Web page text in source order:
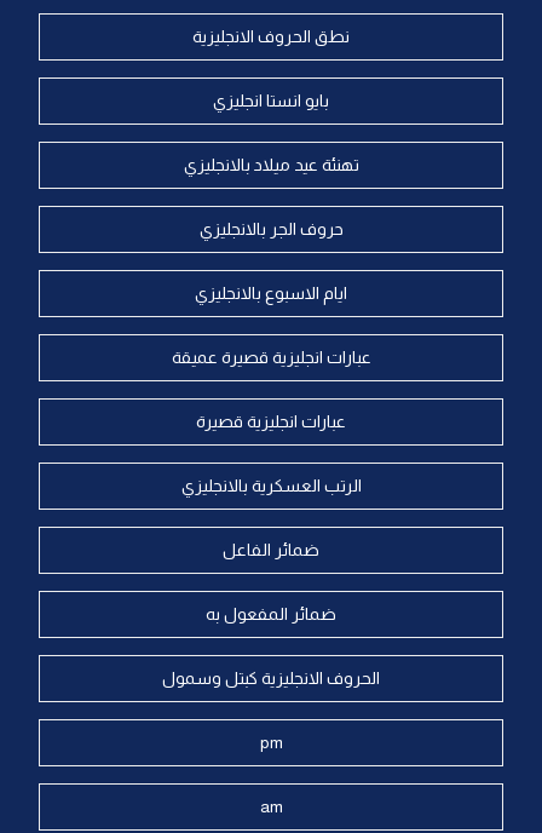
نطق الحروف الانجليزية
بايو انستا انجليزي
تهنئة عيد ميلاد بالانجليزي
حروف الجر بالانجليزي
ايام الاسبوع بالانجليزي
عبارات انجليزية قصيرة عميقة
عبارات انجليزية قصيرة
الرتب العسكرية بالانجليزي
ضمائر الفاعل
ضمائر المفعول به
الحروف الانجليزية كبتل وسمول
pm
am